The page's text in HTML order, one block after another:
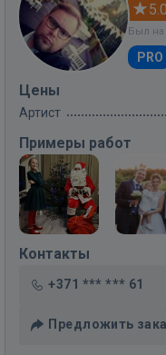
5.0
Был на
PRO
Цены
Артист
Примеры работ
Контакты
+371 *** *** 61
Предложить